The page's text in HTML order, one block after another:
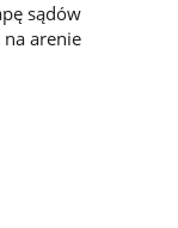
sądów
arenie